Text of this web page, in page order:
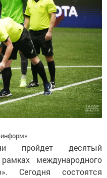
пройдет десятый
международного
Сегодня состоятся